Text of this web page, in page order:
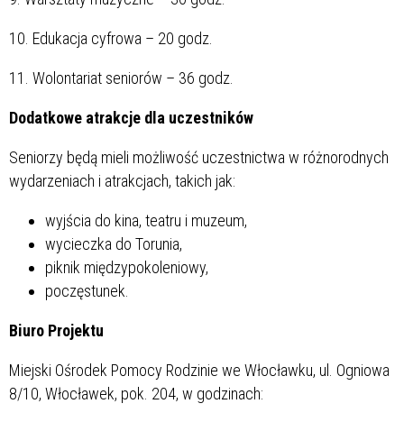
10. Edukacja cyfrowa – 20 godz.
11. Wolontariat seniorów – 36 godz.
Dodatkowe atrakcje dla uczestników
Seniorzy będą mieli możliwość uczestnictwa w różnorodnych
wydarzeniach i atrakcjach, takich jak:
wyjścia do kina, teatru i muzeum,
wycieczka do Torunia,
piknik międzypokoleniowy,
poczęstunek.
Biuro Projektu
Miejski Ośrodek Pomocy Rodzinie we Włocławku, ul. Ogniowa
8/10, Włocławek, pok. 204, w godzinach: